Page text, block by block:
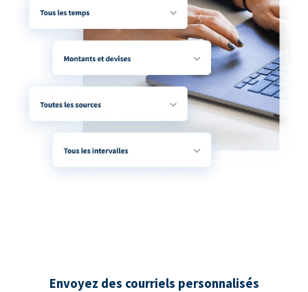
Envoyez des courriels personnalisés